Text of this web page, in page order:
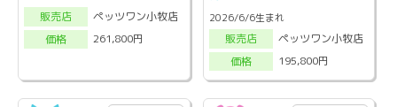
販売店
ペッツワン小牧店
価格
261,800円
2026/6/6生まれ
販売店
ペッツワン小牧店
価格
195,800円